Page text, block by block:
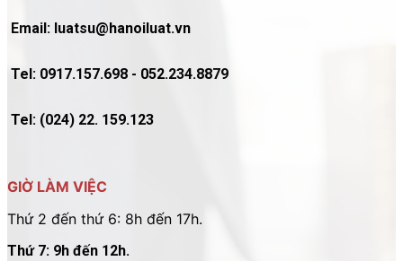
Email: luatsu@hanoiluat.vn
Tel: 0917.157.698 - 052.234.8879
Tel: (024) 22. 159.123
GIỜ LÀM VIỆC
Thứ 2 đến thứ 6: 8h đến 17h.
Thứ 7: 9h đến 12h.